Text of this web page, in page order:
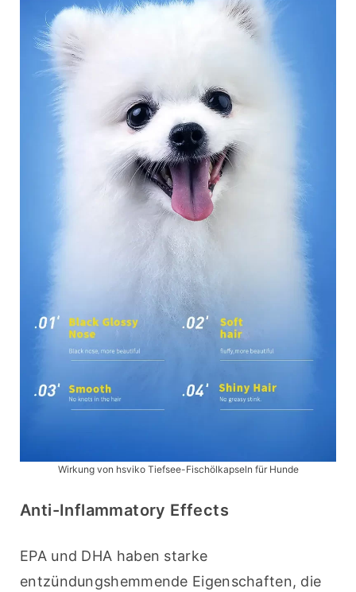
Wirkung von hsviko Tiefsee-Fischölkapseln für Hunde
Anti-Inflammatory Effects
EPA und DHA haben starke
entzündungshemmende Eigenschaften, die